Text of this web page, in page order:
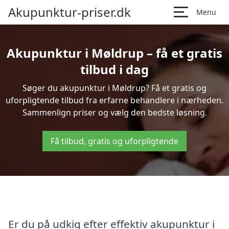
Akupunktur-priser.dk Menu
Akupunktur i Møldrup – få et gratis
tilbud i dag
Søger du akupunktur i Møldrup? Få et gratis og
uforpligtende tilbud fra erfarne behandlere i nærheden.
Sammenlign priser og vælg den bedste løsning.
Få tilbud, gratis og uforpligtende
Er du på udkig efter effektiv akupunktur i